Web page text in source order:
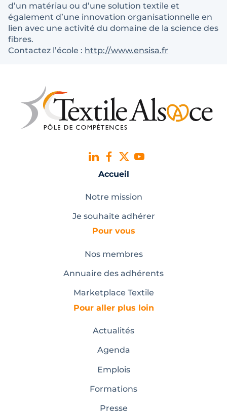
d’un matériau ou d’une solution textile et
également d’une innovation organisationnelle en
lien avec une activité du domaine de la science des
fibres.
Contactez l’école : http://www.ensisa.fr
Accueil
Notre mission
Je souhaite adhérer
Pour vous
Nos membres
Annuaire des adhérents
Marketplace Textile
Pour aller plus loin
Actualités
Agenda
Emplois
Formations
Presse